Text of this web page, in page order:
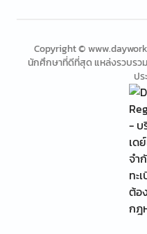
Copyright ©
นักศึกษาที่ดีที่สุด แหล่งรวบรวม
ปร